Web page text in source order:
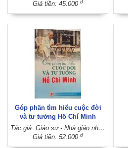
Giá tiền: 45.000 đ
Góp phần tìm hiểu cuộc đời
và tư tưởng Hồ Chí Minh
Tác giả: Giáo sư - Nhà giáo nhân dân Đinh Xuân Lâm
Giá tiền: 52.000 đ